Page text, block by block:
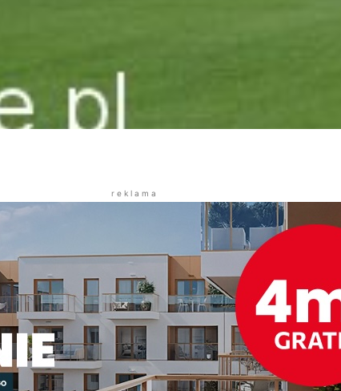
r e k l a m a